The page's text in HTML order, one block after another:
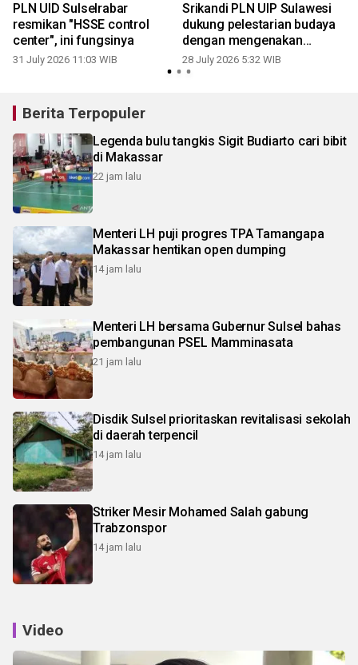
PLN UID Sulselrabar
resmikan "HSSE control
center", ini fungsinya
31 July 2026 11:03 WIB
Srikandi PLN UIP Sulawesi
dukung pelestarian budaya
dengan mengenakan
kebaya
28 July 2026 5:32 WIB
Berita Terpopuler
Legenda bulu tangkis Sigit Budiarto cari bibit
di Makassar
22 jam lalu
Menteri LH puji progres TPA Tamangapa
Makassar hentikan open dumping
14 jam lalu
Menteri LH bersama Gubernur Sulsel bahas
pembangunan PSEL Mamminasata
21 jam lalu
Disdik Sulsel prioritaskan revitalisasi sekolah
di daerah terpencil
14 jam lalu
Striker Mesir Mohamed Salah gabung
Trabzonspor
14 jam lalu
Video